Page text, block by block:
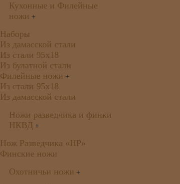
Кухонные и Филейные
ножи +
Наборы
Из дамасской стали
Из стали 95х18
Из булатной стали
Филейные ножи +
Из стали 95х18
Из дамасской стали
Ножи разведчика и финки
НКВД +
Нож Разведчика «НР»
Финские ножи
Охотничьи ножи +